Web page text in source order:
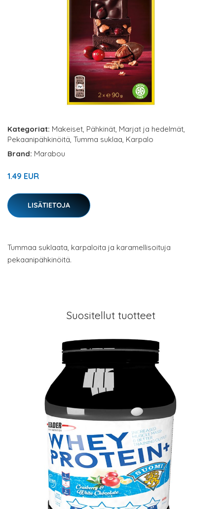
Kategoriat: Makeiset, Pähkinät, Marjat ja hedelmät,
Pekaanipähkinöitä, Tumma suklaa, Karpalo
Brand: Marabou
1.49 EUR
LISÄTIETOJA
Tummaa suklaata, karpaloita ja karamellisoituja
pekaanipähkinöitä.
Suositellut tuotteet